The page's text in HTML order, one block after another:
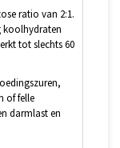
ratio van 2:1.
koolhydraten
tot slechts 60
of felle
darmlast en